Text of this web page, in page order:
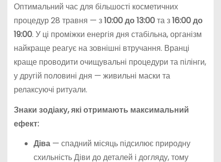
Оптимальний час для більшості косметичних
процедур 28 травня — з10:00 до 13:00та з16:00 до
19:00. У ці проміжки енергія дня стабільна, організм
найкраще реагує на зовнішні втручання. Вранці
краще проводити очищувальні процедури та пілінги,
у другій половині дня — живильні маски та
релаксуючі ритуали.
Знаки зодіаку, які отримають максимальний
ефект:
Діва— спадний місяць підсилює природну
схильність Діви до деталей і догляду, тому